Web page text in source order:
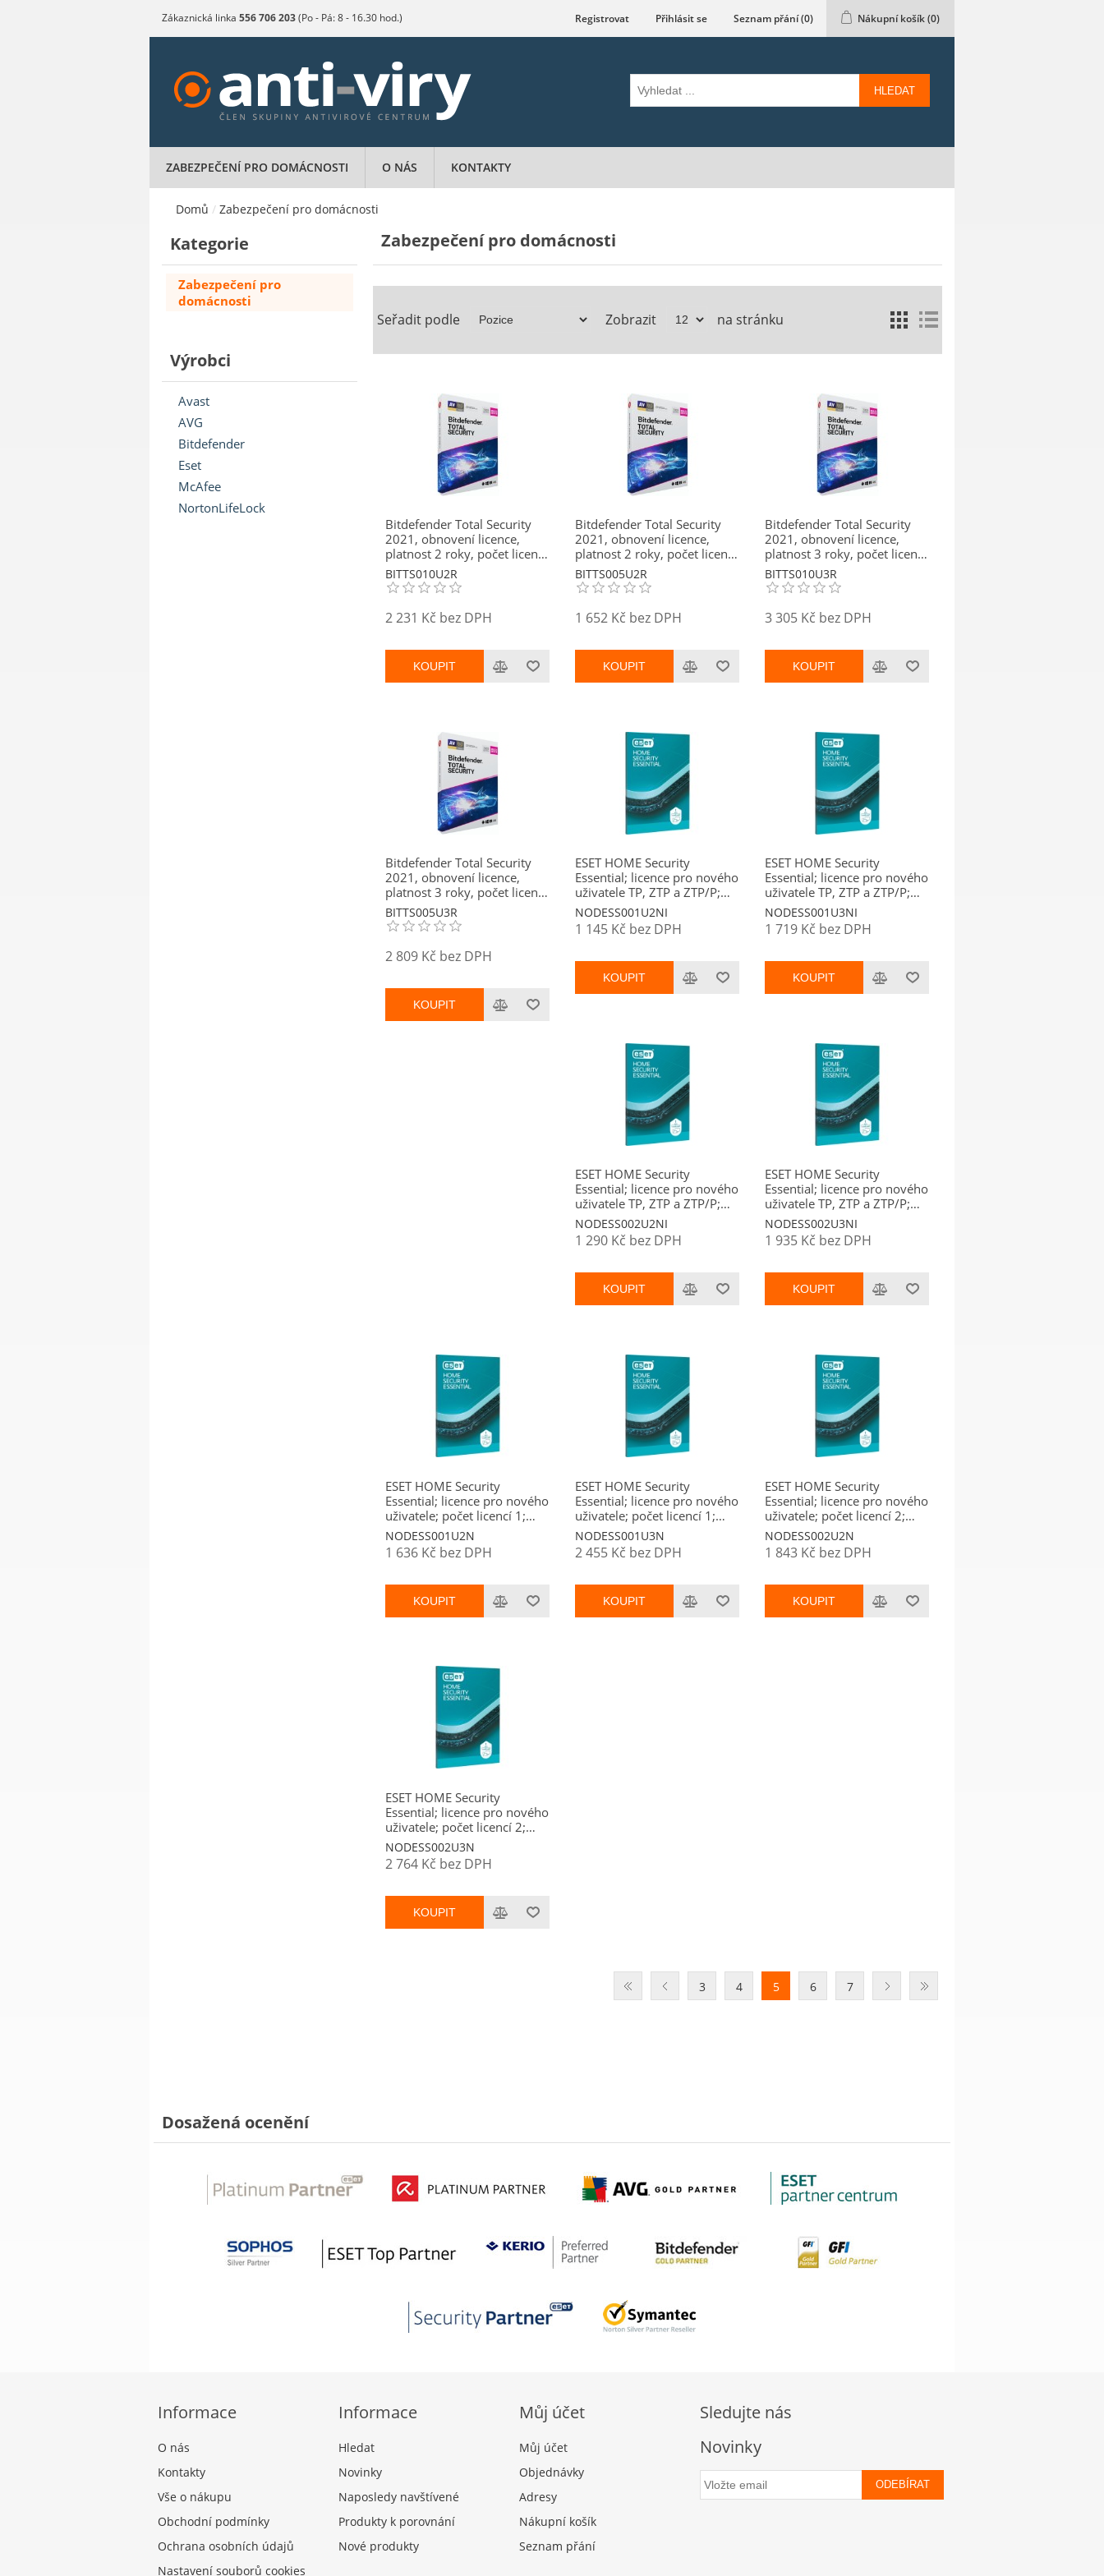
Zákaznická linka 556 706 203(Po - Pá: 8 - 16.30 hod.) Registrovat Přihlásit se Seznam přání(0) Nákupní košík(0)
HLEDAT
ZABEZPEČENÍ PRO DOMÁCNOSTI O NÁS KONTAKTY
Domů / Zabezpečení pro domácnosti
Kategorie
Zabezpečení pro
domácnosti
Výrobci
Avast
AVG
Bitdefender
Eset
McAfee
NortonLifeLock
Zabezpečení pro domácnosti
Seřadit podle Zobrazit na stránku
Bitdefender Total Security
2021, obnovení licence,
platnost 2 roky, počet licencí
10
BITTS010U2R
2 231 Kč bez DPH
KOUPIT
Bitdefender Total Security
2021, obnovení licence,
platnost 2 roky, počet licencí
5
BITTS005U2R
1 652 Kč bez DPH
KOUPIT
Bitdefender Total Security
2021, obnovení licence,
platnost 3 roky, počet licencí
10
BITTS010U3R
3 305 Kč bez DPH
KOUPIT
Bitdefender Total Security
2021, obnovení licence,
platnost 3 roky, počet licencí
5
BITTS005U3R
2 809 Kč bez DPH
KOUPIT
ESET HOME Security
Essential; licence pro nového
uživatele TP, ZTP a ZTP/P;
počet licencí 1; platnost 2
roky
NODESS001U2NI
1 145 Kč bez DPH
KOUPIT
ESET HOME Security
Essential; licence pro nového
uživatele TP, ZTP a ZTP/P;
počet licencí 1; platnost 3
roky
NODESS001U3NI
1 719 Kč bez DPH
KOUPIT
ESET HOME Security
Essential; licence pro nového
uživatele TP, ZTP a ZTP/P;
počet licencí 2; platnost 2
roky
NODESS002U2NI
1 290 Kč bez DPH
KOUPIT
ESET HOME Security
Essential; licence pro nového
uživatele TP, ZTP a ZTP/P;
počet licencí 2; platnost 3
roky
NODESS002U3NI
1 935 Kč bez DPH
KOUPIT
ESET HOME Security
Essential; licence pro nového
uživatele; počet licencí 1;
platnost 2 roky
NODESS001U2N
1 636 Kč bez DPH
KOUPIT
ESET HOME Security
Essential; licence pro nového
uživatele; počet licencí 1;
platnost 3 roky
NODESS001U3N
2 455 Kč bez DPH
KOUPIT
ESET HOME Security
Essential; licence pro nového
uživatele; počet licencí 2;
platnost 2 roky
NODESS002U2N
1 843 Kč bez DPH
KOUPIT
ESET HOME Security
Essential; licence pro nového
uživatele; počet licencí 2;
platnost 3 roky
NODESS002U3N
2 764 Kč bez DPH
KOUPIT
3 4 5 6 7
Dosažená ocenění
Informace
O nás
Kontakty
Vše o nákupu
Obchodní podmínky
Ochrana osobních údajů
Nastavení souborů cookies
Informace
Hledat
Novinky
Naposledy navštívené
Produkty k porovnání
Nové produkty
Můj účet
Můj účet
Objednávky
Adresy
Nákupní košík
Seznam přání
Sledujte nás
Novinky
ODEBÍRAT